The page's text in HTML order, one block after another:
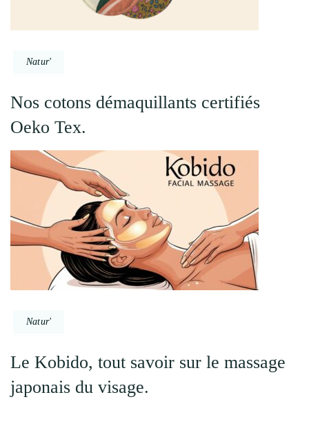
Natur'
Nos cotons démaquillants certifiés
Oeko Tex.
Natur'
Le Kobido, tout savoir sur le massage
japonais du visage.